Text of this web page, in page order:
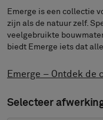
Stories
Over ons
Contact
Pattern Tile Tool
Emerge is een collectie
zijn als de natuur zelf.
veelgebruikte
Emerge – Ontdek de
Selecteer